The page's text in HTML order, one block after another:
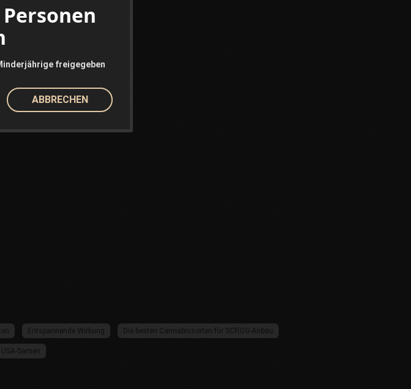
Entspannende Wirkung Die besten Cannabissorten für SCROG-Anbau
USA-Samen
freigegeben
ABBRECHEN